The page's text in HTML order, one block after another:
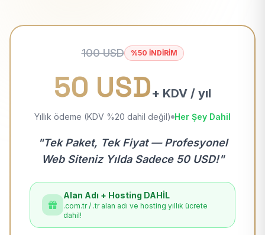
100 USD %50 İNDİRİM
50 USD+ KDV / yıl
Yıllık ödeme (KDV %20 dahil değil) Her Şey Dahil
"Tek Paket, Tek Fiyat — Profesyonel
Web Siteniz Yılda Sadece 50 USD!"
Alan Adı + Hosting DAHİL
.com.tr / .tr alan adı ve hosting yıllık ücrete
dahil!